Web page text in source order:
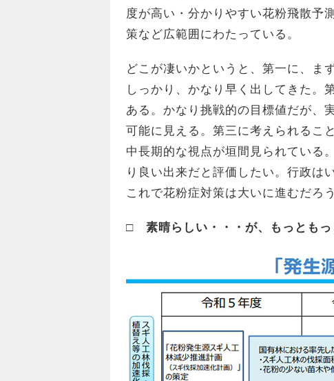
度が高い・分かりやすい花粉飛散予
策など広範囲にわたっている。
どこが凄いかというと、第一に、ま
しっかり、かなり早く出してきた。
ある。かなり挑戦的の目標値だが、
可能に見える。第三に考えられるこ
中長期的な視点が垣間見られている
り良い出来だと評価したい。行政は
これで花粉症対策は大いに進むだろう
□ 素晴らしい・・・が、もっともっ